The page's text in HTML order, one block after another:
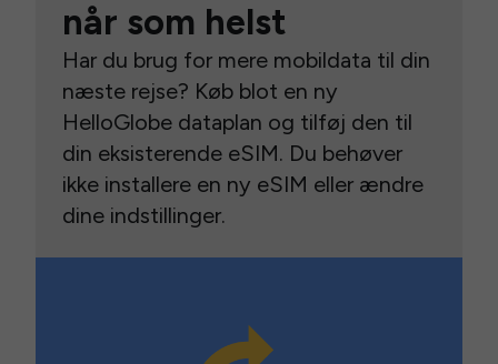
når som helst
Har du brug for mere mobildata til din
næste rejse? Køb blot en ny
HelloGlobe dataplan og tilføj den til
din eksisterende eSIM. Du behøver
ikke installere en ny eSIM eller ændre
dine indstillinger.